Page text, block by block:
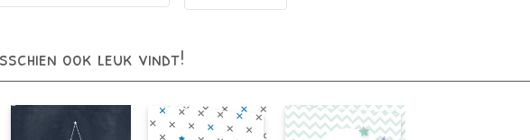
ook leuk vindt!